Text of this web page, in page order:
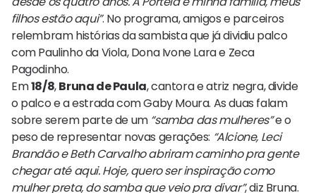
filhos estão aqui”. No programa, amigos e parceiros
relembram histórias da sambista que já dividiu palco
com Paulinho da Viola, Dona Ivone Lara e Zeca
Pagodinho.
Em18/8,Bruna de Paula, cantora e atriz negra, divide
o palco e a estrada com Gaby Moura. As duas falam
sobre serem parte de um “samba das mulheres”e o
peso de representar novas gerações: “Alcione, Leci
Brandão e Beth Carvalho abriram caminho pra gente
chegar até aqui. Hoje, quero ser inspiração como
mulher preta, do samba que veio pra divar”, diz Bruna.